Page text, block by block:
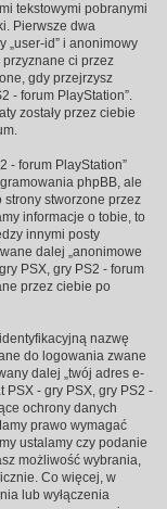
tekstowymi pobranymi
Pierwsze dwa
„user-id” i anonimowy
przyznane ci przez
gdy przejrzysz
- forum PlayStation”.
zostały przez ciebie
- forum PlayStation”
phpBB, ale
strony stworzone przez
informacje o tobie, to
innymi posty
dalej „anonimowe
PSX, gry PS2 - forum
przez ciebie po
nazwę
do logowania zwane
dalej „twój adres e-
PSX - gry PSX, gry PS2 -
ochrony danych
prawo wymagać
ustalamy czy podanie
możliwość wybrania,
Co więcej, w
lub wyłączenia